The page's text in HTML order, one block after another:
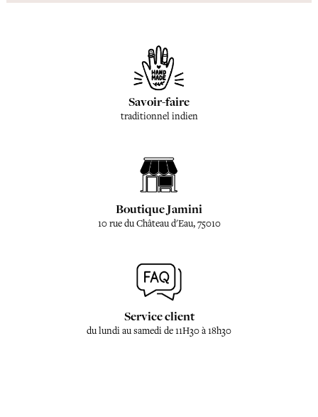
Savoir-faire
traditionnel indien
Boutique Jamini
10 rue du Château d'Eau, 75010
Service client
du lundi au samedi de 11H30 à 18h30